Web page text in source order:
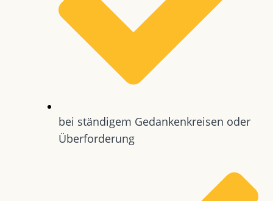
bei ständigem Gedankenkreisen oder
Überforderung